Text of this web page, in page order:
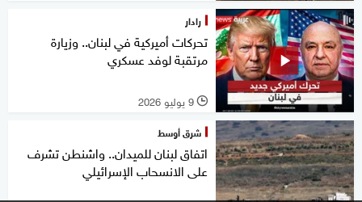
رادار
تحركات أميركية في لبنان.. وزيارة
مرتقبة لوفد عسكري
l 9 يوليو 2026
شرق أوسط
اتفاق لبنان للميدان.. واشنطن تشرف
على الانسحاب الإسرائيلي